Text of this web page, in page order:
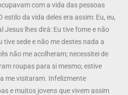
com a vida das pessoas
estilo da vida deles era assim: Eu, eu,
Jesus lhes dirá: Eu tive fome e não
tive sede e não me destes nada a
não me acolheram; necessitei de
roupas para si mesmo; estive
me visitaram. Infelizmente
e muitos jovens que vivem assim